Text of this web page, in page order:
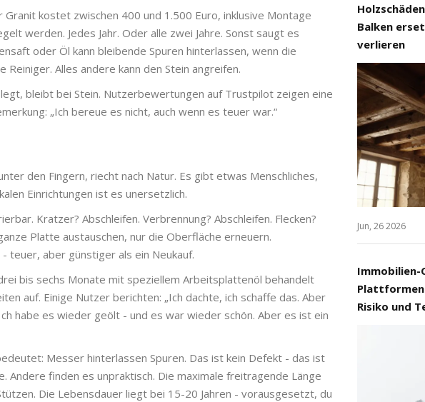
kostet zwischen 400 und 1.500 Euro, inklusive Montage
werden. Jedes Jahr. Oder alle zwei Jahre. Sonst saugt es
oder Öl kann bleibende Spuren hinterlassen, wenn die
Alles andere kann den Stein angreifen.
bleibt bei Stein. Nutzerbewertungen auf Trustpilot zeigen eine
„Ich bereue es nicht, auch wenn es teuer war.“
den Fingern, riecht nach Natur. Es gibt etwas Menschliches,
Einrichtungen ist es unersetzlich.
Kratzer? Abschleifen. Verbrennung? Abschleifen. Flecken?
Platte austauschen, nur die Oberfläche erneuern.
aber günstiger als ein Neukauf.
bis sechs Monate mit speziellem Arbeitsplattenöl behandelt
auf. Einige Nutzer berichten: „Ich dachte, ich schaffe das. Aber
habe es wieder geölt - und es war wieder schön. Aber es ist ein
Messer hinterlassen Spuren. Das ist kein Defekt - das ist
Andere finden es unpraktisch. Die maximale freitragende Länge
Die Lebensdauer liegt bei 15-20 Jahren - vorausgesetzt, du
Balken
verlieren
Jun, 26 2026
Plattformen
Risiko und